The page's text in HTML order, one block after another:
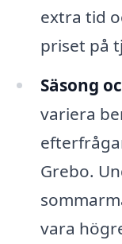
extra tid
priset på
Säsong
variera
Grebo.
vara